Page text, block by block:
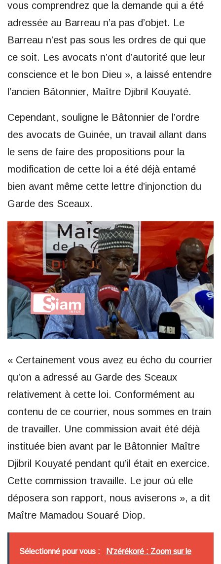
vous comprendrez que la demande qui a été
adressée au Barreau n’a pas d’objet. Le
Barreau n’est pas sous les ordres de qui que
ce soit. Les avocats n’ont d’autorité que leur
conscience et le bon Dieu », a laissé entendre
l’ancien Bâtonnier, Maître Djibril Kouyaté.
Cependant, souligne le Bâtonnier de l’ordre
des avocats de Guinée, un travail allant dans
le sens de faire des propositions pour la
modification de cette loi a été déjà entamé
bien avant même cette lettre d’injonction du
Garde des Sceaux.
« Certainement vous avez eu écho du courrier
qu’on a adressé au Garde des Sceaux
relativement à cette loi. Conformément au
contenu de ce courrier, nous sommes en train
de travailler. Une commission avait été déjà
instituée bien avant par le Bâtonnier Maître
Djibril Kouyaté pendant qu’il était en exercice.
Cette commission travaille. Le jour où elle
déposera son rapport, nous aviserons », a dit
Maître Mamadou Souaré Diop.
Sélectionné pour vous : N’zérékoré : Zoom sur le